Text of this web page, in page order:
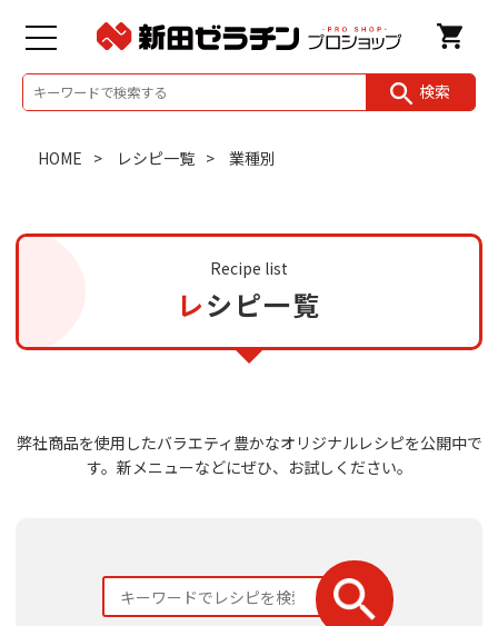
検索
HOME レシピ一覧 業種別
Recipe list
レシピ一覧
弊社商品を使用したバラエティ豊かなオリジナルレシピを公開中で
す。 新メニューなどにぜひ、お試しください。